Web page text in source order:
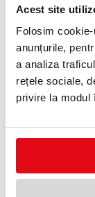
Acest site
Folosim
anunțurile,
a analiza
rețele sociale,
privire la modul
Cod produs:1135
Perie pentru
COMENTARII